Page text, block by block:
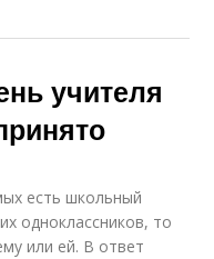
учителя
есть школьный
одноклассников, то
или ей. В ответ